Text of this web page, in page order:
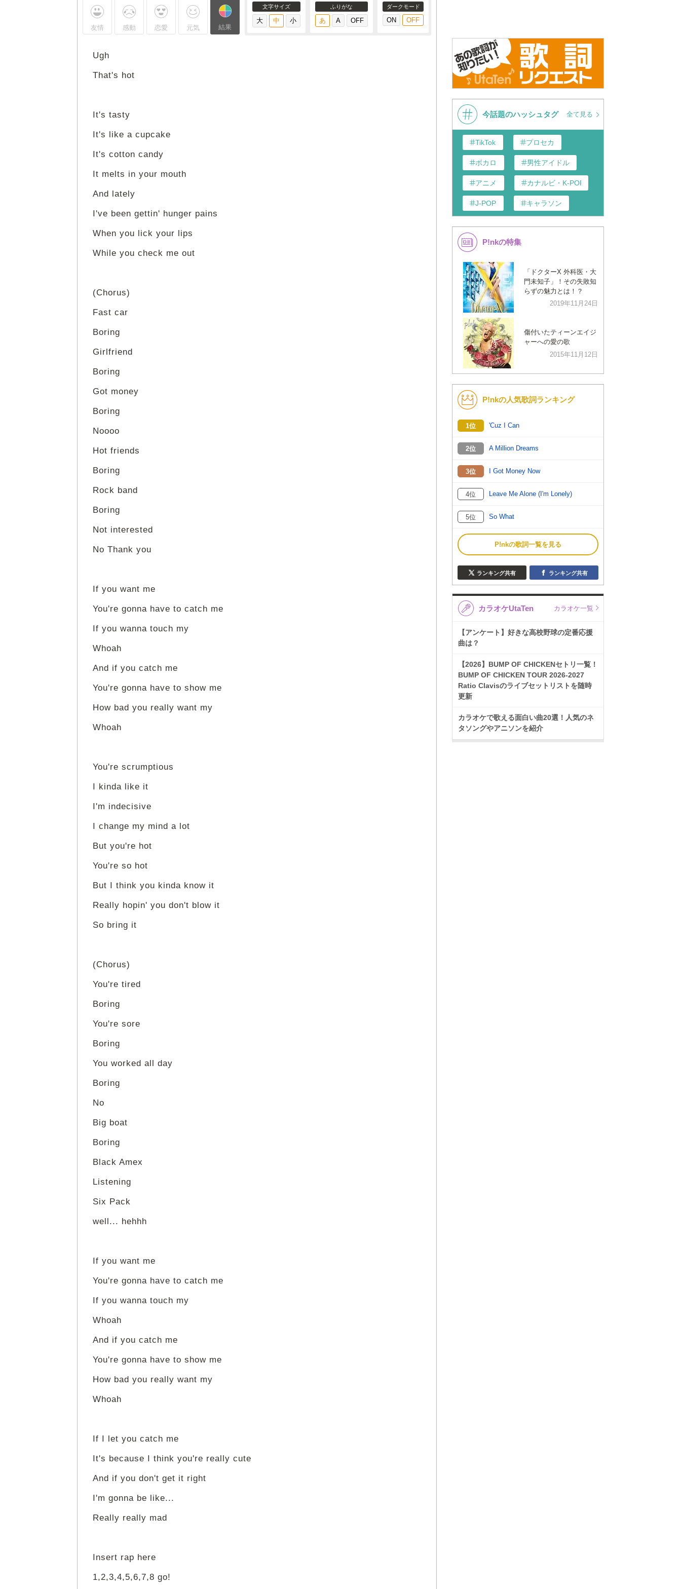
友情 感動 恋愛 元気 結果
文字サイズ ふりがな ダークモード
Ugh
That's hot
It's tasty
It's like a cupcake
It's cotton candy
It melts in your mouth
And lately
I've been gettin' hunger pains
When you lick your lips
While you check me out
(Chorus)
Fast car
Boring
Girlfriend
Boring
Got money
Boring
Noooo
Hot friends
Boring
Rock band
Boring
Not interested
No Thank you
If you want me
You're gonna have to catch me
If you wanna touch my
Whoah
And if you catch me
You're gonna have to show me
How bad you really want my
Whoah
You're scrumptious
I kinda like it
I'm indecisive
I change my mind a lot
But you're hot
You're so hot
But I think you kinda know it
Really hopin' you don't blow it
So bring it
(Chorus)
You're tired
Boring
You're sore
Boring
You worked all day
Boring
No
Big boat
Boring
Black Amex
Listening
Six Pack
well... hehhh
If you want me
You're gonna have to catch me
If you wanna touch my
Whoah
And if you catch me
You're gonna have to show me
How bad you really want my
Whoah
If I let you catch me
It's because I think you're really cute
And if you don't get it right
I'm gonna be like...
Really really mad
Insert rap here
1,2,3,4,5,6,7,8 go!
今話題のハッシュタグ 全て見る
TikTok プロセカ
ボカロ 男性アイドル
アニメ カナルビ・K-POP和訳
J-POP キャラソン
K-POP
バンド
VTuber ディズニー
P!nkの特集
「ドクターX 外科医・大
門未知子」！その失敗知
らずの魅力とは！？
2019年11月24日
傷付いたティーンエイジ
ャーへの愛の歌
2015年11月12日
P!nkの人気歌詞ランキング
1位 'Cuz I Can
2位 A Million Dreams
3位 I Got Money Now
4位 Leave Me Alone (I'm Lonely)
5位 So What
P!nkの歌詞一覧を見る
ランキング共有 ランキング共有
カラオケUtaTen カラオケ一覧
【アンケート】好きな高校野球の定番応援
曲は？
【2026】BUMP OF CHICKENセトリ一覧！
BUMP OF CHICKEN TOUR 2026-2027
Ratio Clavisのライブセットリストを随時
更新
カラオケで歌える面白い曲20選！人気のネ
タソングやアニソンを紹介